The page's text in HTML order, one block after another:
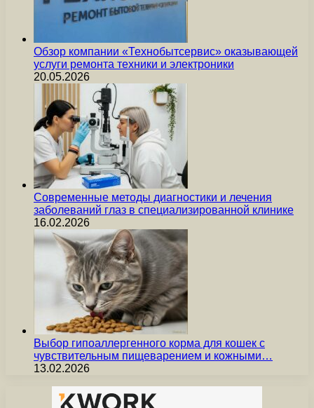
Обзор компании «Технобытсервис» оказывающей
услуги ремонта техники и электроники
20.05.2026
Современные методы диагностики и лечения
заболеваний глаз в специализированной клинике
16.02.2026
Выбор гипоаллергенного корма для кошек с
чувствительным пищеварением и кожными…
13.02.2026